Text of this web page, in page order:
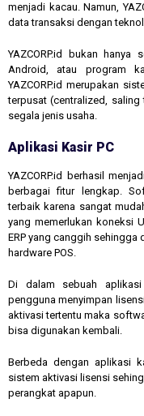
menjadi kacau. Namun,
data transaksi dengan
YAZCORP.id bukan
Android, atau program
YAZCORP.id merupakan
terpusat (centralized,
segala jenis usaha.
Aplikasi Kasir PC
YAZCORP.id berhasil
berbagai fitur lengkap.
terbaik karena sangat
yang memerlukan koneksi
ERP yang canggih sehingga
hardware POS.
Di dalam sebuah
pengguna menyimpan
aktivasi tertentu maka
bisa digunakan kembali.
Berbeda dengan aplikasi
sistem aktivasi lisensi
perangkat apapun.